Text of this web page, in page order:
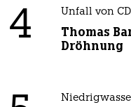
4 Unfall von
Thomas
Dröhnung